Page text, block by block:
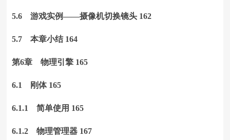
5.6 游戏实例——摄像机切换镜头 162
5.7 本章小结 164
第6章 物理引擎 165
6.1 刚体 165
6.1.1 简单使用 165
6.1.2 物理管理器 167